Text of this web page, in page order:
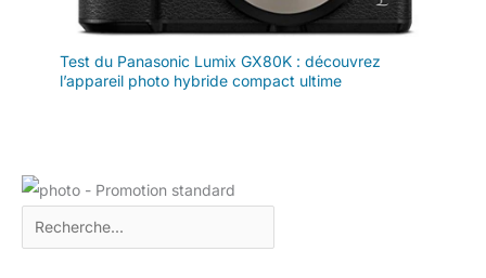
Test du Panasonic Lumix GX80K : découvrez
l’appareil photo hybride compact ultime